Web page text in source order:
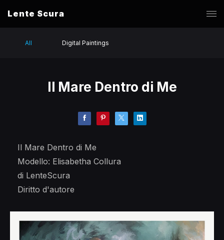
Lente Scura
All Digital Paintings
Il Mare Dentro di Me
Il Mare Dentro di Me
Modello: Elisabetha Collura
di LenteScura
Diritto d'autore